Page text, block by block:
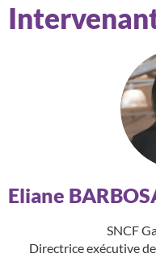
Eliane
SNCF
Directrice exécutive